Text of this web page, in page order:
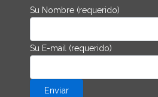
Su Nombre (requerido)
Su E-mail (requerido)